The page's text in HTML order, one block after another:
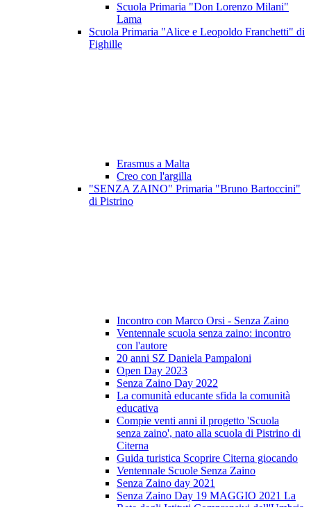
Scuola Primaria "Don Lorenzo Milani"
Lama
Scuola Primaria "Alice e Leopoldo Franchetti" di
Fighille
Erasmus a Malta
Creo con l'argilla
"SENZA ZAINO" Primaria "Bruno Bartoccini"
di Pistrino
Incontro con Marco Orsi - Senza Zaino
Ventennale scuola senza zaino: incontro
con l'autore
20 anni SZ Daniela Pampaloni
Open Day 2023
Senza Zaino Day 2022
La comunità educante sfida la comunità
educativa
Compie venti anni il progetto 'Scuola
senza zaino', nato alla scuola di Pistrino di
Citerna
Guida turistica Scoprire Citerna giocando
Ventennale Scuole Senza Zaino
Senza Zaino day 2021
Senza Zaino Day 19 MAGGIO 2021 La